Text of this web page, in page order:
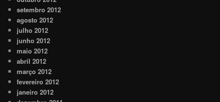
setembro 2012
agosto 2012
julho 2012
junho 2012
maio 2012
abril 2012
março 2012
fevereiro 2012
janeiro 2012